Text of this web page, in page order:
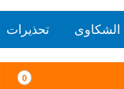
الشكاوى تحذيرات
0